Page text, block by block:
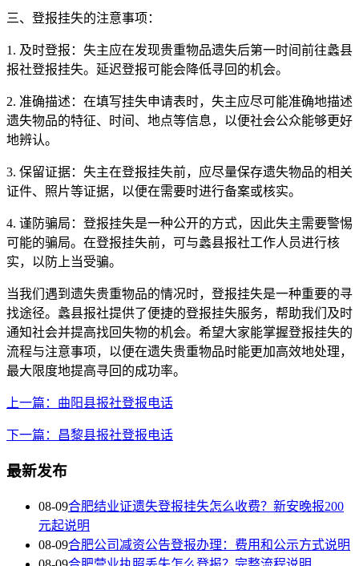
三、登报挂失的注意事项：
1. 及时登报：失主应在发现贵重物品遗失后第一时间前往蠡县
报社登报挂失。延迟登报可能会降低寻回的机会。
2. 准确描述：在填写挂失申请表时，失主应尽可能准确地描述
遗失物品的特征、时间、地点等信息，以便社会公众能够更好
地辨认。
3. 保留证据：失主在登报挂失前，应尽量保存遗失物品的相关
证件、照片等证据，以便在需要时进行备案或核实。
4. 谨防骗局：登报挂失是一种公开的方式，因此失主需要警惕
可能的骗局。在登报挂失前，可与蠡县报社工作人员进行核
实，以防上当受骗。
当我们遇到遗失贵重物品的情况时，登报挂失是一种重要的寻
找途径。蠡县报社提供了便捷的登报挂失服务，帮助我们及时
通知社会并提高找回失物的机会。希望大家能掌握登报挂失的
流程与注意事项，以便在遗失贵重物品时能更加高效地处理，
最大限度地提高寻回的成功率。
上一篇：曲阳县报社登报电话
下一篇：昌黎县报社登报电话
最新发布
08-09合肥结业证遗失登报挂失怎么收费？新安晚报200
元起说明
08-09合肥公司减资公告登报办理：费用和公示方式说明